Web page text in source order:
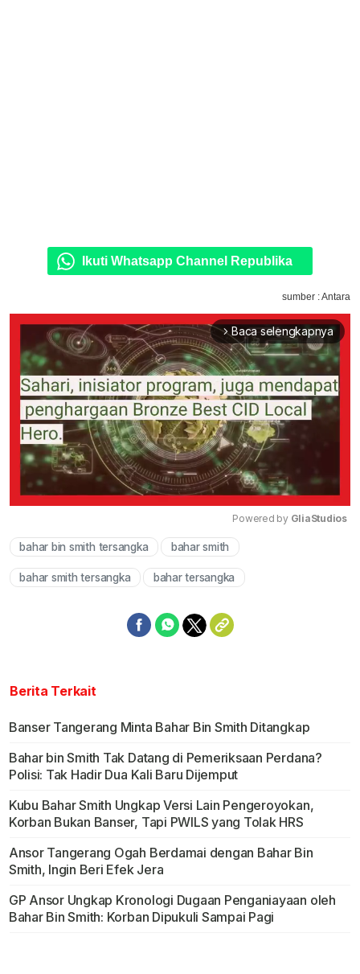
Ikuti Whatsapp Channel Republika
sumber : Antara
arrow_forward_ios Baca selengkapnya
Powered by GliaStudios
bahar bin smith tersangka bahar smith
bahar smith tersangka bahar tersangka
Berita Terkait
Banser Tangerang Minta Bahar Bin Smith Ditangkap
Bahar bin Smith Tak Datang di Pemeriksaan Perdana?
Polisi: Tak Hadir Dua Kali Baru Dijemput
Kubu Bahar Smith Ungkap Versi Lain Pengeroyokan,
Korban Bukan Banser, Tapi PWILS yang Tolak HRS
Ansor Tangerang Ogah Berdamai dengan Bahar Bin
Smith, Ingin Beri Efek Jera
GP Ansor Ungkap Kronologi Dugaan Penganiayaan oleh
Bahar Bin Smith: Korban Dipukuli Sampai Pagi